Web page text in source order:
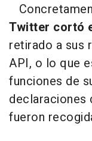
Twitter cortó
retirado a sus
API, o lo que
funciones de
declaraciones
fueron